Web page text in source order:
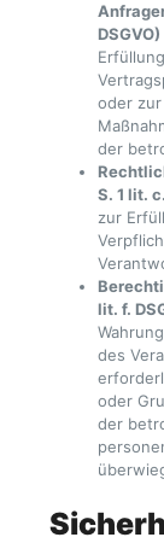
DSGVO)
oder
der
S. 1 lit.
zur
lit. f.
des
oder
der